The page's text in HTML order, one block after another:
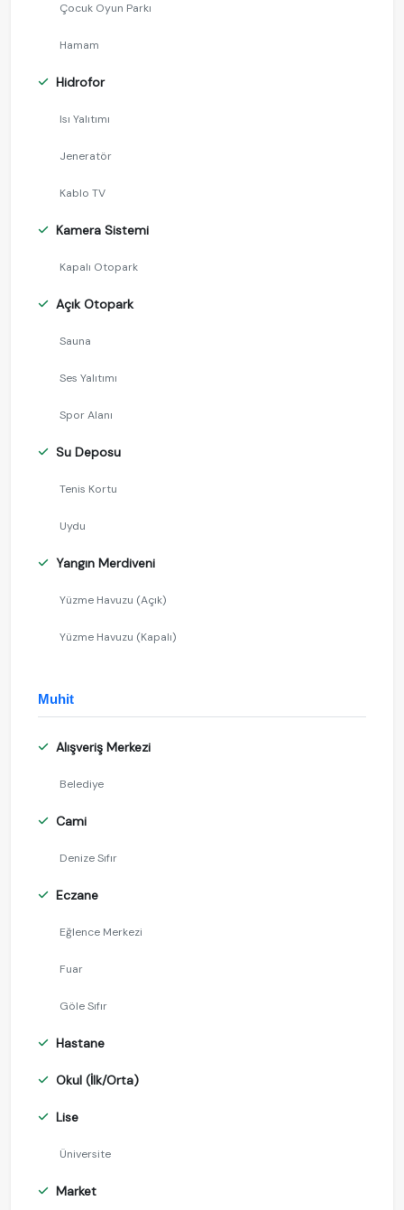
Çocuk Oyun Parkı
Hamam
Hidrofor
Isı Yalıtımı
Jeneratör
Kablo TV
Kamera Sistemi
Kapalı Otopark
Açık Otopark
Sauna
Ses Yalıtımı
Spor Alanı
Su Deposu
Tenis Kortu
Uydu
Yangın Merdiveni
Yüzme Havuzu (Açık)
Yüzme Havuzu (Kapalı)
Muhit
Alışveriş Merkezi
Belediye
Cami
Denize Sıfır
Eczane
Eğlence Merkezi
Fuar
Göle Sıfır
Hastane
Okul (İlk/Orta)
Lise
Üniversite
Market